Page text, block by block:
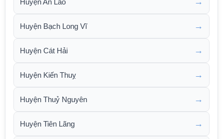
Huyện Bạch Long Vĩ →
Huyện Cát Hải →
Huyện Kiến Thuỵ →
Huyện Thuỷ Nguyên →
Huyện Tiên Lãng →